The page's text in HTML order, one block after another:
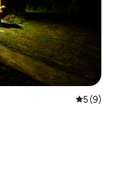
5 de
5 (9)